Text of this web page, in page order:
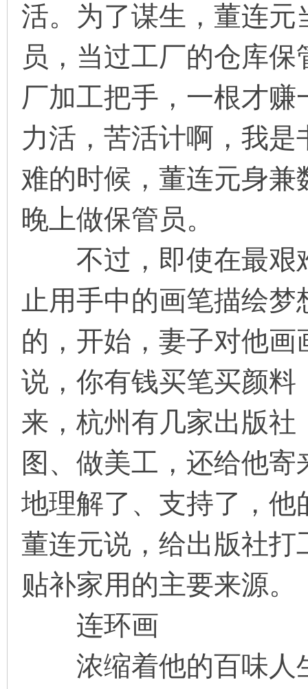
活。为了谋生，董连
员，当过工厂的仓库
厂加工把手，一根才赚
力活，苦活计啊，我是
难的时候，董连元身
晚上做保管员。
不过，即使在最艰
止用手中的画笔描绘
的，开始，妻子对他
说，你有钱买笔买颜
来，杭州有几家出版
图、做美工，还给他
地理解了、支持了，
董连元说，给出版社
贴补家用的主要来源。
连环画
浓缩着他的百味人